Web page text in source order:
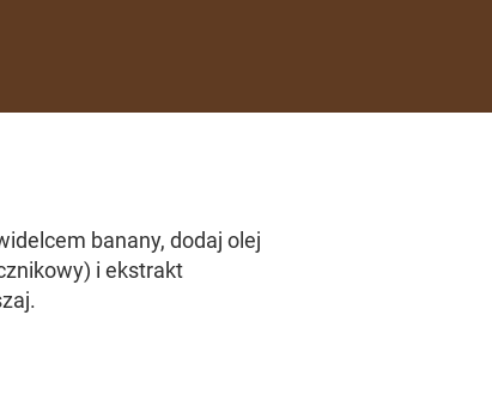
banany, dodaj olej
i ekstrakt